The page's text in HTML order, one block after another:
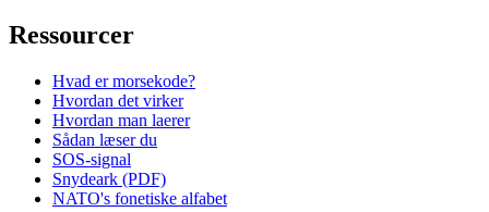
Ressourcer
Hvad er morsekode?
Hvordan det virker
Hvordan man laerer
Sådan læser du
SOS-signal
Snydeark (PDF)
NATO's fonetiske alfabet